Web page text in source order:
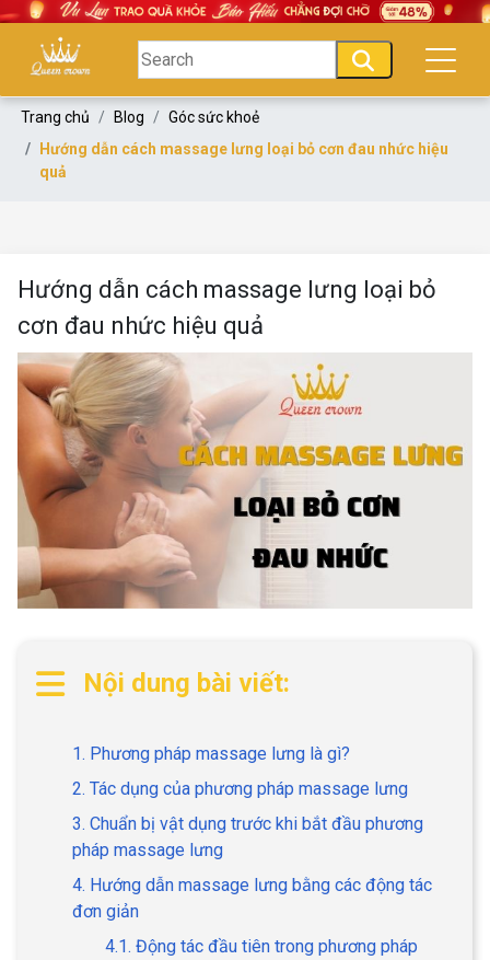
Trang chủ Blog
Góc sức khoẻ
Hướng dẫn cách massage lưng loại bỏ cơn đau nhức hiệu
quả
Hướng dẫn cách massage lưng loại bỏ
cơn đau nhức hiệu quả
Nội dung bài viết:
1. Phương pháp massage lưng là gì?
2. Tác dụng của phương pháp massage lưng
3. Chuẩn bị vật dụng trước khi bắt đầu phương
pháp massage lưng
4. Hướng dẫn massage lưng bằng các động tác
đơn giản
4.1. Động tác đầu tiên trong phương pháp